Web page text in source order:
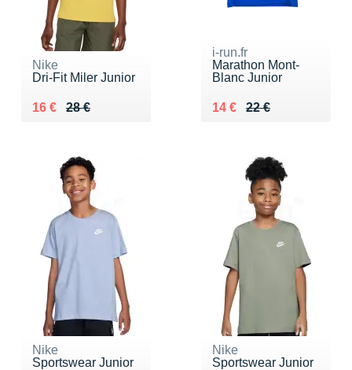
Nike
Dri-Fit Miler Junior
28 €
Au lieu de 28 €
16 €
Vendu 16 €
i-run.fr
Marathon Mont-
Blanc Junior
22 €
Au lieu de 22 €
14 €
Vendu 14 €
Nike
Sportswear Junior
Nike
Sportswear Junior